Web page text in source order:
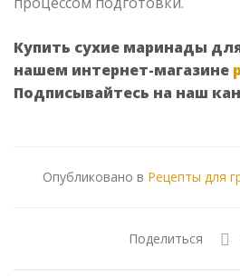
Купить сухие маринады
нашем интернет-магазине
Подписывайтесь на наш
Опубликовано в Рецепты для
Поделиться